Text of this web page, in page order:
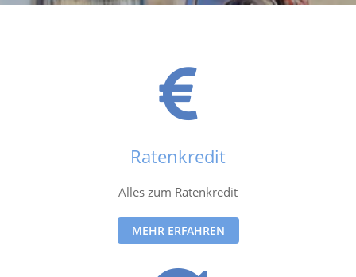
Ratenkredit
Alles zum Ratenkredit
MEHR ERFAHREN